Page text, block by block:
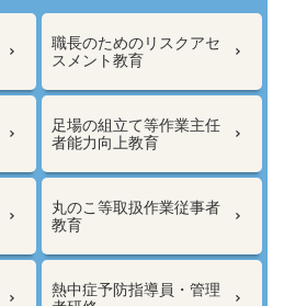
職長のためのリスクアセ
スメント教育
足場の組立て等作業主任
者能力向上教育
丸のこ等取扱作業従事者
教育
熱中症予防指導員・管理